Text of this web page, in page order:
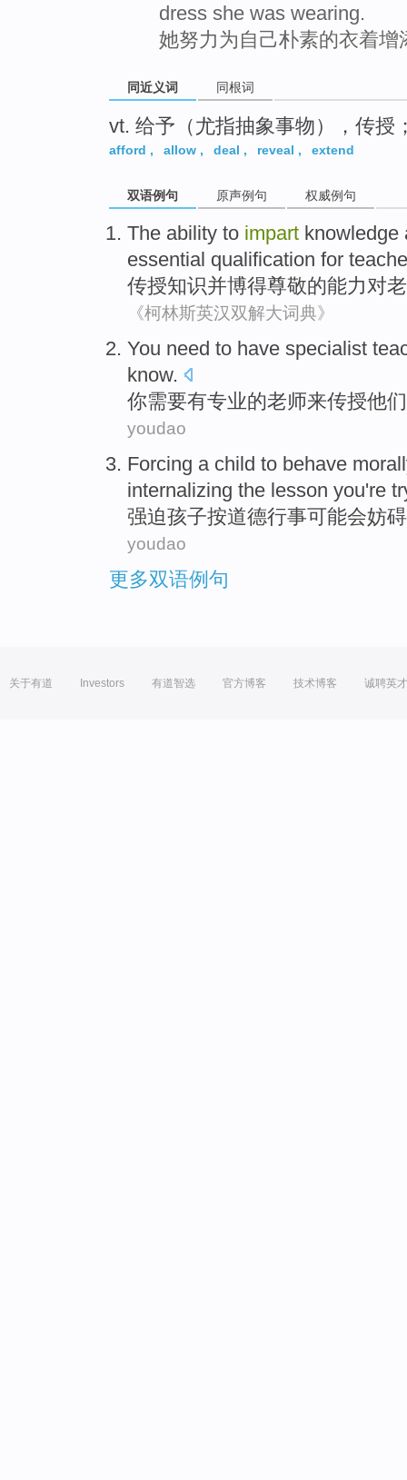
dress she was wearing.
她努力为自己朴素的衣着增
同近义词 同根词
vt. 给予（尤指抽象事物），传授
afford , allow , deal , reveal , extend
双语例句 原声例句 权威例句
The ability to impart knowledge
essential qualification for
传授知识并博得尊敬的能力对
《柯林斯英汉双解大词典》
You need to have specialist
know.
你需要有专业的老师来传授他们
youdao
Forcing a child to behave
internalizing the lesson you're
强迫孩子按道德行事可能会妨碍
youdao
更多双语例句
关于有道 Investors 有道智选 官方博客 技术博客 诚聘英才